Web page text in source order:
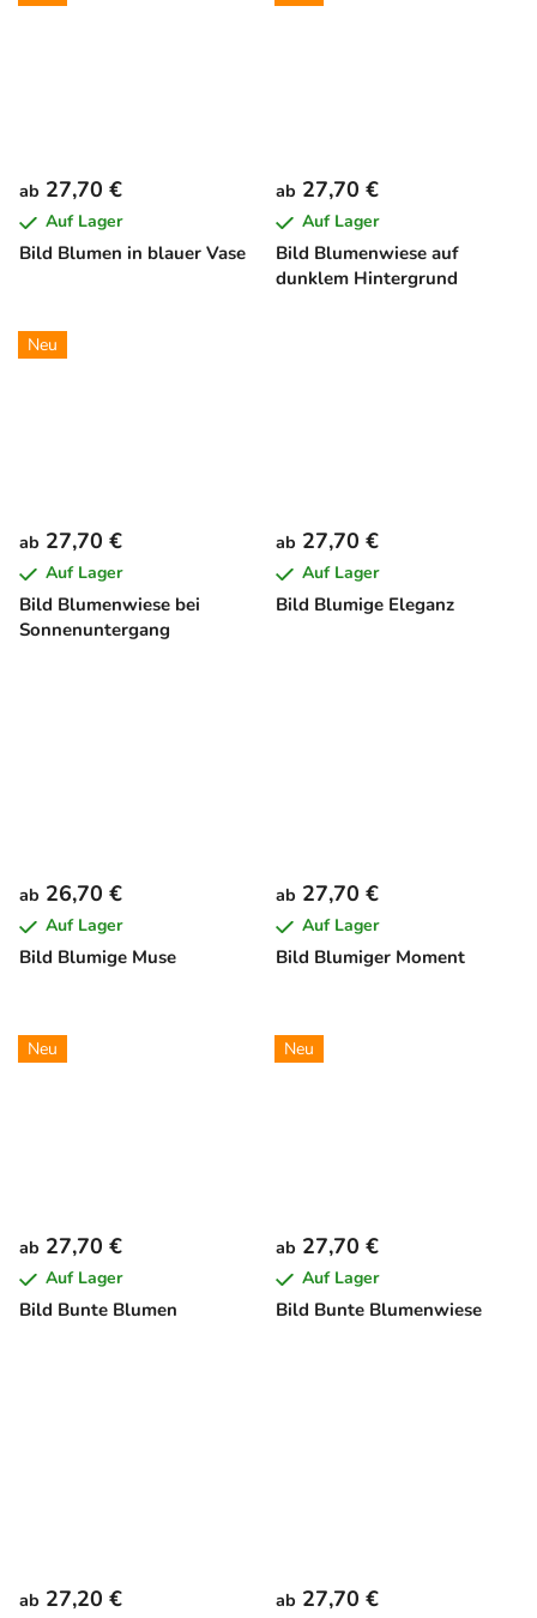
Bild Blumen in blauer Vase
ab 27,70 €
Auf Lager
Bild Blumenwiese auf
dunklem Hintergrund
ab 27,70 €
Auf Lager
Neu
Bild Blumenwiese bei
Sonnenuntergang
ab 27,70 €
Auf Lager
Bild Blumige Eleganz
ab 27,70 €
Auf Lager
Bild Blumige Muse
ab 26,70 €
Auf Lager
Bild Blumiger Moment
ab 27,70 €
Auf Lager
Neu
Bild Bunte Blumen
ab 27,70 €
Auf Lager
Neu
Bild Bunte Blumenwiese
ab 27,70 €
Auf Lager
ab 27,20 € ab 27,70 €